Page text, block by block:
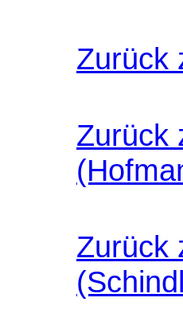
Zurück
Zurück
Zurück